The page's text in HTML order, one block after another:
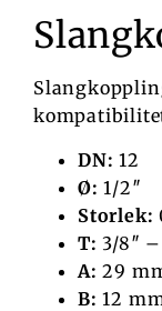
DN: 12
Ø: 1/2″
Storlek:
T: 3/8″ –
A: 29
B: 12